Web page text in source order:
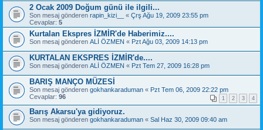
2 Ocak 2009 Doğum günü ile ilgili...
Son mesaj gönderen rapin_kizi__ « Çrş Ağu 19, 2009 23:55 pm
Cevaplar: 5
Kurtalan Ekspres İZMİR'de Haberimiz....
Son mesaj gönderen ALİ ÖZMEN « Pzt Ağu 03, 2009 14:13 pm
KURTALAN EKSPRES İZMİR'de....
Son mesaj gönderen ALİ ÖZMEN « Pzt Tem 27, 2009 16:28 pm
BARIŞ MANÇO MÜZESİ
Son mesaj gönderen gokhankaraduman « Pzt Tem 06, 2009 22:22 pm
Cevaplar: 96 1 2 3 4
Barış Akarsu'ya gidiyoruz.
Son mesaj gönderen gokhankaraduman « Sal Haz 30, 2009 09:40 am